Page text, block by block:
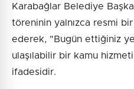
Karabağlar Belediye
töreninin yalnızca resmi
ederek, "Bugün ettiğiniz
ulaşılabilir bir kamu hizmeti
ifadesidir.